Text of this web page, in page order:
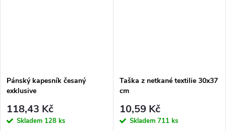
Pánský kapesník česaný
exklusive
118,43 Kč
Skladem 128 ks
Taška z netkané textilie 30x37
cm
10,59 Kč
Skladem 711 ks